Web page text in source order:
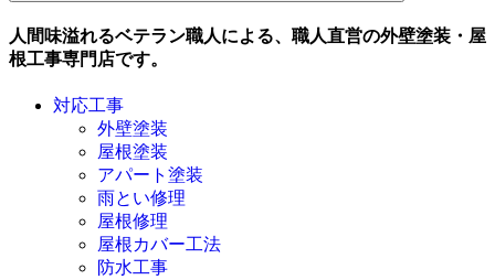
人間味溢れるベテラン職人による、職人直営の外壁塗装・屋
根工事専門店です。
対応工事
外壁塗装
屋根塗装
アパート塗装
雨とい修理
屋根修理
屋根カバー工法
防水工事